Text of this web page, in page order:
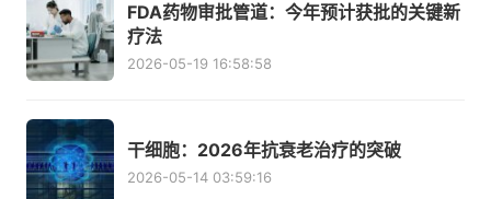
FDA药物审批管道：今年预计获批的关键新
疗法
2026-05-19 16:58:58
干细胞：2026年抗衰老治疗的突破
2026-05-14 03:59:16